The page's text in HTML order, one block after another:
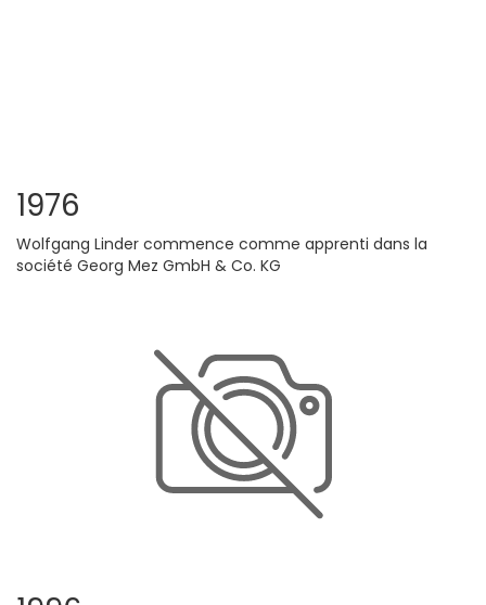
1976
Wolfgang Linder commence comme apprenti dans la
société Georg Mez GmbH & Co. KG